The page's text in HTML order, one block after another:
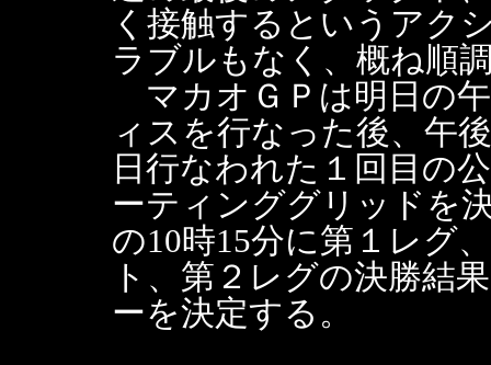
く接触するというアク
ラブルもなく、概ね順
マカオＧＰは明日の
ィスを行なった後、午
日行なわれた１回目の
ーティンググリッドを
の10時15分に第１レグ
ト、第２レグの決勝結
ーを決定する。